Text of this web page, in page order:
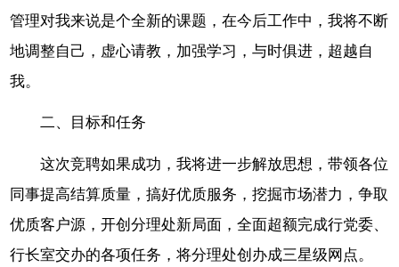
管理对我来说是个全新的课题，在今后工作中，我将不断
地调整自己，虚心请教，加强学习，与时俱进，超越自
我。
二、目标和任务
这次竞聘如果成功，我将进一步解放思想，带领各位
同事提高结算质量，搞好优质服务，挖掘市场潜力，争取
优质客户源，开创分理处新局面，全面超额完成行党委、
行长室交办的各项任务，将分理处创办成三星级网点。